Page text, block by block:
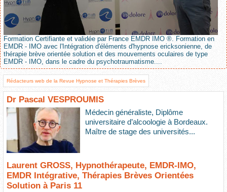
Formation Certifiante et validée par France EMDR IMO ®. Formation en
EMDR - IMO avec l'Intégration d'éléments d'hypnose ericksonienne, de
thérapie brève orientée solution et des mouvements oculaires de type
EMDR - IMO, dans le cadre du psychotraumatisme....
Rédacteurs web de la Revue Hypnose et Thérapies Brèves
Dr Pascal VESPROUMIS
Médecin généraliste, Diplôme
universitaire d’alcoologie à Bordeaux.
Maître de stage des universités...
Laurent GROSS, Hypnothérapeute, EMDR-IMO,
EMDR Intégrative, Thérapies Brèves Orientées
Solution à Paris 11